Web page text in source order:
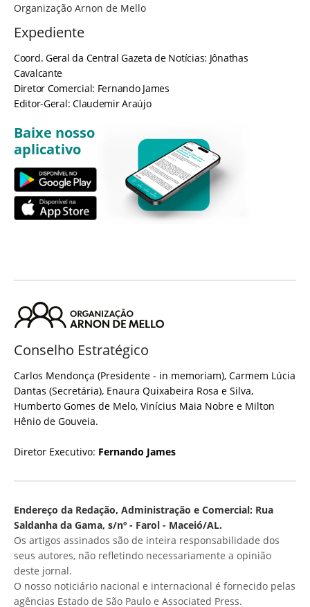
Organização Arnon de Mello
Expediente
Coord. Geral da Central Gazeta de Notícias: Jônathas
Cavalcante
Diretor Comercial: Fernando James
Editor-Geral: Claudemir Araújo
Baixe nosso
aplicativo
Conselho Estratégico
Carlos Mendonça (Presidente - in memoriam), Carmem Lúcia
Dantas (Secretária), Enaura Quixabeira Rosa e Silva,
Humberto Gomes de Melo, Vinícius Maia Nobre e Milton
Hênio de Gouveia.
Diretor Executivo: Fernando James
Endereço da Redação, Administração e Comercial: Rua
Saldanha da Gama, s/nº - Farol - Maceió/AL.
Os artigos assinados são de inteira responsabilidade dos
seus autores, não refletindo necessariamente a opinião
deste jornal.
O nosso noticiário nacional e internacional é fornecido pelas
agências Estado de São Paulo e Associated Press.